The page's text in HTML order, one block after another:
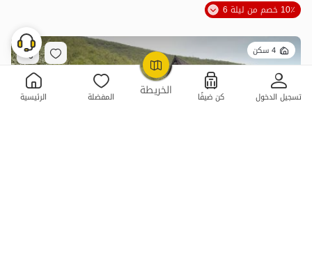
الخريطة تسجيل الدخول كن ضيفًا المفضلة الرئيسية
OpenStreetMap
10٪ خصم من ليلة 6
4 سكن